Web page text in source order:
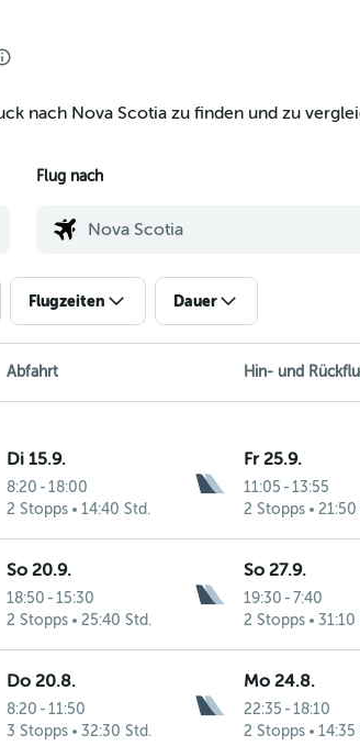
nach Nova Scotia zu finden und zu
Flug nach
Flugzeiten Dauer
Abfahrt Hin- und
Di 15.9.
8:20 - 18:00
2 Stopps
14:40 Std.
Fr 25.9.
11:05 - 13:55
2 Stopps
21:50
So 20.9.
18:50 - 15:30
2 Stopps
25:40 Std.
So 27.9.
19:30 - 7:40
2 Stopps
31:10
Do 20.8.
8:20 - 11:50
3 Stopps
32:30 Std.
Mo 24.8.
22:35 - 18:10
2 Stopps
14:35